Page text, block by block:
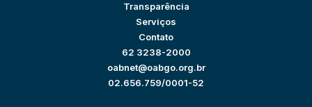
Transparência
Serviços
Contato
62 3238-2000
oabnet@oabgo.org.br
02.656.759/0001-52